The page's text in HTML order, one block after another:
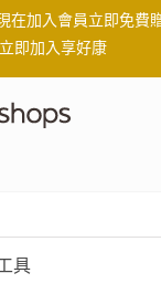
加入會員立即免費
立即加入享好康
具